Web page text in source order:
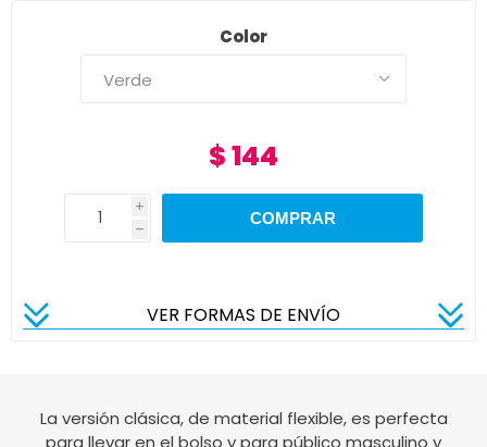
Color
$ 144
i
h
VER FORMAS DE ENVÍO
La versión clásica, de material flexible, es perfecta